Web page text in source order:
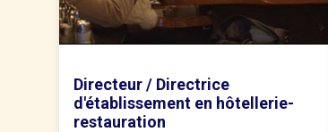
Directeur / Directrice
d'établissement en hôtellerie-
restauration